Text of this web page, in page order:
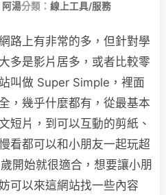
阿湯分類： 線上工具/服務
路上有非常的多，但針對學
多是影片居多，或者比較零
叫做 Super Simple，裡面
，幾乎什麼都有，從最基本
短片，到可以互動的剪紙、
看都可以和小朋友一起玩超
開始就很適合，想要讓小朋
可以來這網站找一些內容